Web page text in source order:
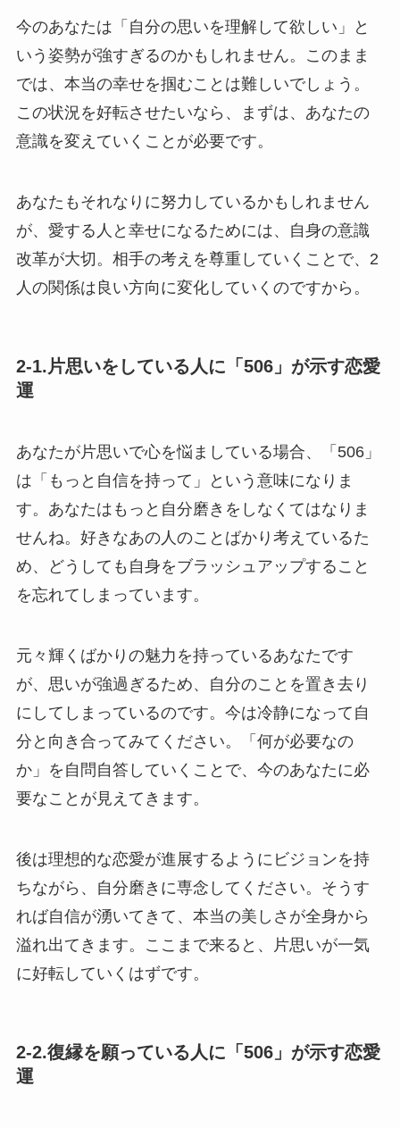
今のあなたは「自分の思いを理解して欲しい」と
いう姿勢が強すぎるのかもしれません。このまま
では、本当の幸せを掴むことは難しいでしょう。
この状況を好転させたいなら、まずは、あなたの
意識を変えていくことが必要です。
あなたもそれなりに努力しているかもしれません
が、愛する人と幸せになるためには、自身の意識
改革が大切。相手の考えを尊重していくことで、2
人の関係は良い方向に変化していくのですから。
2-1.片思いをしている人に「506」が示す恋愛
運
あなたが片思いで心を悩ましている場合、「506」
は「もっと自信を持って」という意味になりま
す。あなたはもっと自分磨きをしなくてはなりま
せんね。好きなあの人のことばかり考えているた
め、どうしても自身をブラッシュアップすること
を忘れてしまっています。
元々輝くばかりの魅力を持っているあなたです
が、思いが強過ぎるため、自分のことを置き去り
にしてしまっているのです。今は冷静になって自
分と向き合ってみてください。「何が必要なの
か」を自問自答していくことで、今のあなたに必
要なことが見えてきます。
後は理想的な恋愛が進展するようにビジョンを持
ちながら、自分磨きに専念してください。そうす
れば自信が湧いてきて、本当の美しさが全身から
溢れ出てきます。ここまで来ると、片思いが一気
に好転していくはずです。
2-2.復縁を願っている人に「506」が示す恋愛
運